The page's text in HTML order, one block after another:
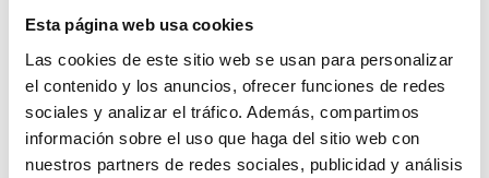
Esta página web usa cookies
Las cookies de este sitio web se usan para personalizar
el contenido y los anuncios, ofrecer funciones de redes
sociales y analizar el tráfico. Además, compartimos
información sobre el uso que haga del sitio web con
nuestros partners de redes sociales, publicidad y análisis
marco del proyecto europeo AZA4ICE (Interreg
EuroMED) y patrocinado por el Instituto de
Investigación y Formación Agraria y Pesquera
(IFAPA), se abrirá un espacio de diálogo entre
actores clave del ámbito de la acuicultura, la gestión
costera, el turismo y la ciudadanía.